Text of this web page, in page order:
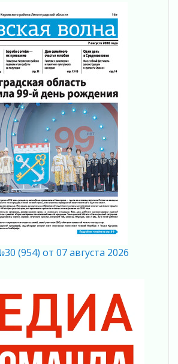
производительность
объединений
полностью закроют на два
обновляют пространства
2027
в Ленобласти сможет
на доплату от региона
области
компании Ленобласти
почти на 40% за год
в честь дня рождения
области
(954) от 07 августа 2026